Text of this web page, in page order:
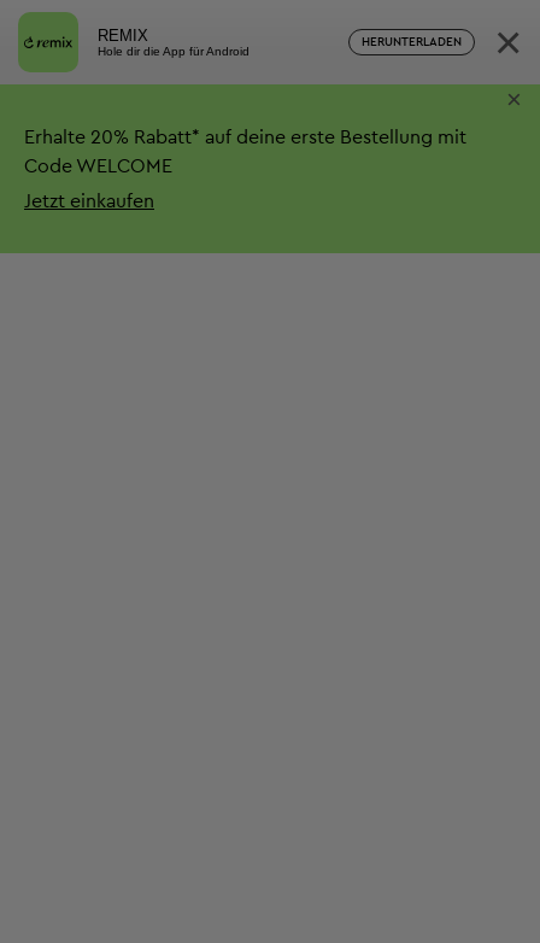
REMIX
Hole dir die App für Android
HERUNTERLADEN ×
Erhalte 20% Rabatt* auf deine erste Bestellung mit
Code WELCOME
Jetzt einkaufen
×